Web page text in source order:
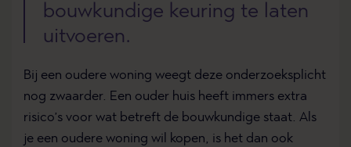
bouwkundige keuring te laten
uitvoeren.
Bij een oudere woning weegt deze onderzoeksplicht
nog zwaarder. Een ouder huis heeft immers extra
risico’s voor wat betreft de bouwkundige staat. Als
je een oudere woning wil kopen, is het dan ook